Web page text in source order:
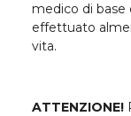
medico di base
effettuato
vita.
ATTENZIONE!